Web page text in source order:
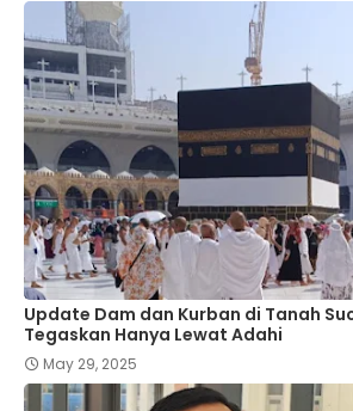
Update Dam dan Kurban di Tanah
Tegaskan Hanya Lewat Adahi
May 29, 2025